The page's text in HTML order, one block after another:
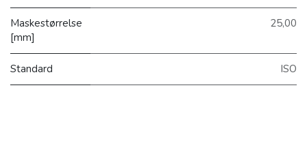
Maskestørrelse
[mm]
25,00
Standard ISO